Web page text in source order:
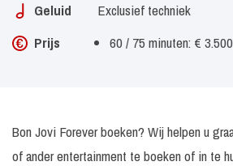
Geluid
Exclusief techniek
Prijs
60 / 75 minuten: €
Bon Jovi Forever boeken? Wij helpen u
of ander entertainment te boeken of in te